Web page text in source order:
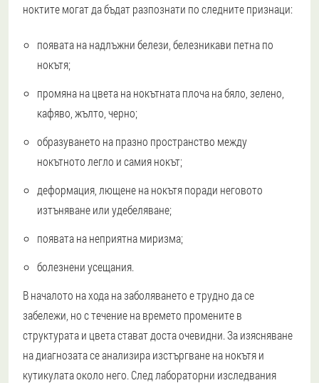
ноктите могат да бъдат разпознати по следните признаци:
появата на надлъжни белези, белезникави петна по
нокътя;
промяна на цвета на нокътната плоча на бяло, зелено,
кафяво, жълто, черно;
образуването на празно пространство между
нокътното легло и самия нокът;
деформация, лющене на нокътя поради неговото
изтъняване или удебеляване;
появата на неприятна миризма;
болезнени усещания.
В началото на хода на заболяването е трудно да се
забележи, но с течение на времето промените в
структурата и цвета стават доста очевидни. За изясняване
на диагнозата се анализира изстъргване на нокътя и
кутикулата около него. След лабораторни изследвания